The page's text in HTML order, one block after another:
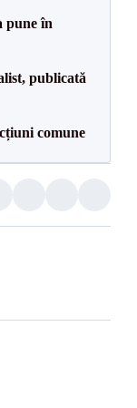
pune în
publicată
comune